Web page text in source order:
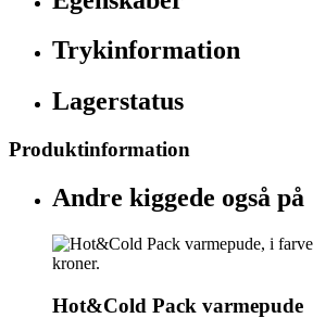
Trykinformation
Lagerstatus
Produktinformation
Andre kiggede også på
Hot&Cold Pack varmepude